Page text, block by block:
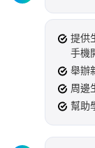
提供
手機
舉辦
周邊
幫助